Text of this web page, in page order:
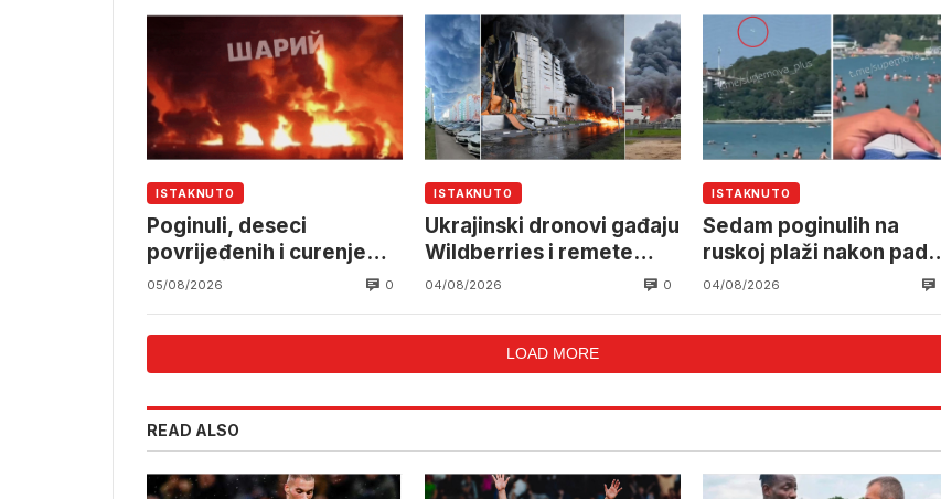
ISTAKNUTO
Poginuli, deseci
povrijeđenih i curenje
amonijaka
05/08/2026 0
ISTAKNUTO
Ukrajinski dronovi gađaju
Wildberries i remete
rusku logistiku
04/08/2026 0
ISTAKNUTO
Sedam poginulih na
ruskoj plaži nakon pada
drona
04/08/2026
LOAD MORE
READ ALSO